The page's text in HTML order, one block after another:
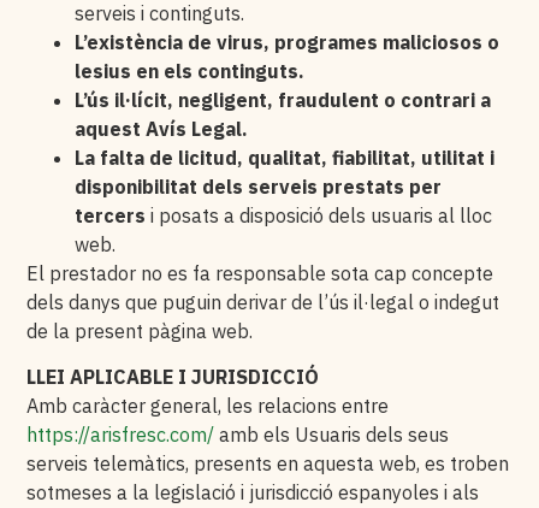
serveis i continguts.
L’existència de virus, programes maliciosos o
lesius en els continguts.
L’ús il·lícit, negligent, fraudulent o contrari a
aquest Avís Legal.
La falta de licitud, qualitat, fiabilitat, utilitat i
disponibilitat dels serveis prestats per
tercers i posats a disposició dels usuaris al lloc
web.
El prestador no es fa responsable sota cap concepte
dels danys que puguin derivar de l’ús il·legal o indegut
de la present pàgina web.
LLEI APLICABLE I JURISDICCIÓ
Amb caràcter general, les relacions entre
https://arisfresc.com/ amb els Usuaris dels seus
serveis telemàtics, presents en aquesta web, es troben
sotmeses a la legislació i jurisdicció espanyoles i als